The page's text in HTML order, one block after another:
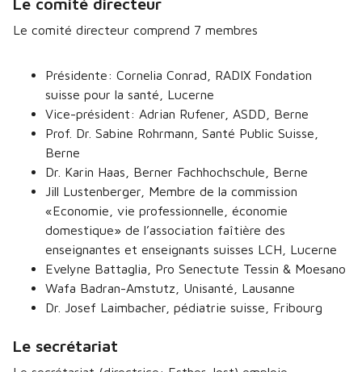
Le comité directeur
Le comité directeur comprend 7 membres
Présidente: Cornelia Conrad, RADIX Fondation
suisse pour la santé, Lucerne
Vice-président: Adrian Rufener, ASDD, Berne
Prof. Dr. Sabine Rohrmann, Santé Public Suisse,
Berne
Dr. Karin Haas, Berner Fachhochschule, Berne
Jill Lustenberger, Membre de la commission
«Economie, vie professionnelle, économie
domestique» de l’association faîtière des
enseignantes et enseignants suisses LCH, Lucerne
Evelyne Battaglia, Pro Senectute Tessin & Moesano
Wafa Badran-Amstutz, Unisanté, Lausanne
Dr. Josef Laimbacher, pédiatrie suisse, Fribourg
Le secrétariat